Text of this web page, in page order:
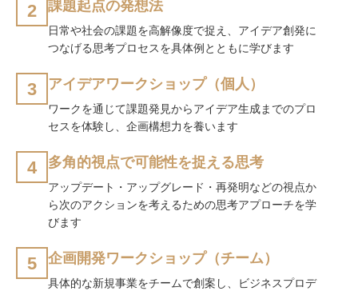
2 課題起点の発想法
日常や社会の課題を高解像度で捉え、アイデア創発に
つなげる思考プロセスを具体例とともに学びます
3 アイデアワークショップ（個人）
ワークを通じて課題発見からアイデア生成までのプロ
セスを体験し、企画構想力を養います
4 多角的視点で可能性を捉える思考
アップデート・アップグレード・再発明などの視点か
ら次のアクションを考えるための思考アプローチを学
びます
5 企画開発ワークショップ（チーム）
具体的な新規事業をチームで創案し、ビジネスプロデ